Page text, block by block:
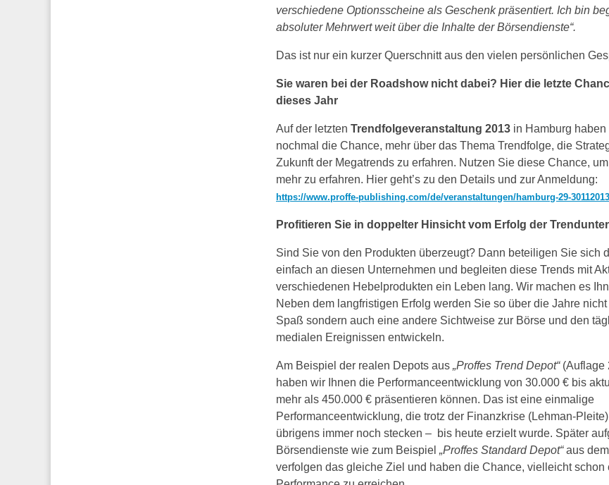
verschiedene Optionsscheine als Geschenk präsentiert. Ich bin
absoluter Mehrwert weit über die Inhalte der Börsendienste“.
Das ist nur ein kurzer Querschnitt aus den vielen persönlichen
Sie waren bei der Roadshow nicht dabei? Hier die letzte
dieses Jahr
Auf der letzten Trendfolgeveranstaltung 2013 in Hamburg haben
nochmal die Chance, mehr über das Thema Trendfolge, die
Zukunft der Megatrends zu erfahren. Nutzen Sie diese Chance,
mehr zu erfahren. Hier geht’s zu den Details und zur Anmeldung:
https://www.proffe-publishing.com/de/veranstaltungen/hamburg-29-
Profitieren Sie in doppelter Hinsicht vom Erfolg der
Sind Sie von den Produkten überzeugt? Dann beteiligen Sie sich
einfach an diesen Unternehmen und begleiten diese Trends mit
verschiedenen Hebelprodukten ein Leben lang. Wir machen es
Neben dem langfristigen Erfolg werden Sie so über die Jahre nicht
Spaß sondern auch eine andere Sichtweise zur Börse und den
medialen Ereignissen entwickeln.
Am Beispiel der realen Depots aus „Proffes Trend Depot“(Auflage
haben wir Ihnen die Performanceentwicklung von 30.000 € bis
mehr als 450.000 € präsentieren können. Das ist eine einmalige
Performanceentwicklung, die trotz der Finanzkrise (Lehman-
übrigens immer noch stecken – bis heute erzielt wurde. Später
Börsendienste wie zum Beispiel „Proffes Standard Depot“aus
verfolgen das gleiche Ziel und haben die Chance, vielleicht schon